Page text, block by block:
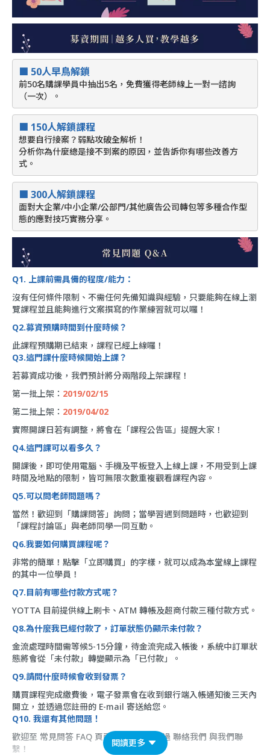
■ 50人早鳥解鎖
前50名購課學員中抽出5名，免費獲得老師線上一對一諮詢
（一次）。
■ 150人解鎖課程
想要自行接案？弱點攻破全解析！
分析你為什麼總是接不到案的原因，並告訴你有哪些改善方
式。
■ 300人解鎖課程
面對大企業/中小企業/公部門/其他廣告公司轉包等多種合作型
態的應對技巧實務分享。
Q1. 上課前需具備的程度/能力：
沒有任何條件限制、不需任何先備知識與經驗，只要能夠在線上瀏
覽課程並且能夠進行文案撰寫的作業練習就可以囉！
Q2.募資預購時間到什麼時候？
此課程預購期已結束，課程已經上線囉！
Q3.這門課什麼時候開始上課？
若募資成功後，我們預計將分兩階段上架課程！
第一批上架： 2019/02/15
第二批上架： 2019/04/02
實際開課日若有調整，將會在「課程公告區」提醒大家！
Q4.這門課可以看多久？
開課後，即可使用電腦、手機及平板登入上線上課，不用受到上課
時間及地點的限制，皆可無限次數重複觀看課程內容。
Q5.可以問老師問題嗎？
當然！歡迎到「購課問答」詢問；當學習遇到問題時，也歡迎到
「課程討論區」與老師同學一同互動。
Q6.我要如何購買課程呢？
非常的簡單！點擊「立即購買」的字樣，就可以成為本堂線上課程
的其中一位學員！
Q7.目前有哪些付款方式呢？
YOTTA 目前提供線上刷卡、ATM 轉帳及超商付款三種付款方式。
Q8.為什麼我已經付款了，訂單狀態仍顯示未付款？
金流處理時間需等候5-15分鐘，待金流完成入帳後，系統中訂單狀
態將會從「未付款」轉變顯示為「已付款」。
Q9.請問什麼時候會收到發票？
購買課程完成繳費後，電子發票會在收到銀行端入帳通知後三天內
開立，並透過您註冊的 E-mail 寄送給您。
Q10. 我還有其他問題！
歡迎至 常見問答 FAQ 頁面看看，或是透過 聯絡我們 與我們聯
繫！
閱讀更多